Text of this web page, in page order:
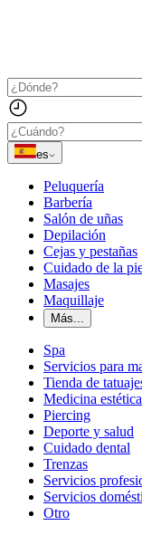
es
Peluquería
Barbería
Salón de uñas
Depilación
Cejas y pestañas
Cuidado de la
Masajes
Maquillaje
Más...
Spa
Servicios para
Tienda de
Medicina estética
Piercing
Deporte y salud
Cuidado dental
Trenzas
Servicios
Servicios
Otro